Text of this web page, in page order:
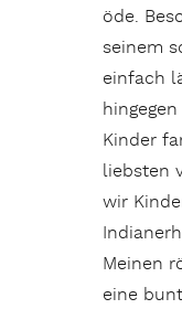
öde.
seinem
einfach
Kinder
liebsten
wir
Meinen
eine